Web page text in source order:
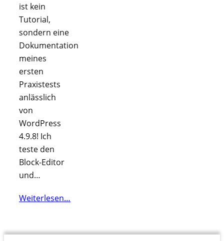
ist kein
Tutorial,
sondern eine
Dokumentation
meines
ersten
Praxistests
anlässlich
von
WordPress
4.9.8! Ich
teste den
Block-Editor
und…
Weiterlesen…